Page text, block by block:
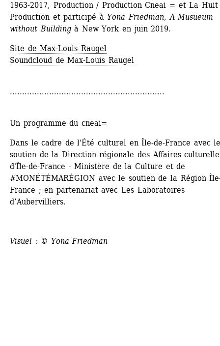
1963-2017, Production / Production Cneai = et La Huit
Production et participé à Yona Friedman, A Musueum
without Buildingà New York en juin 2019.
Site de Max-Louis Raugel
Soundcloud de Max-Louis Raugel
...............................................................
Un programme du cneai=
Dans le cadre de l'Été culturel en Île-de-France avec
soutien de la Direction régionale des Affaires
d'Île-de-France - Ministère de la Culture et de
#MONÉTÉMARÉGION avec le soutien de la Région
France ; en partenariat avec Les Laboratoires
d’Aubervilliers.
Visuel : © Yona Friedman